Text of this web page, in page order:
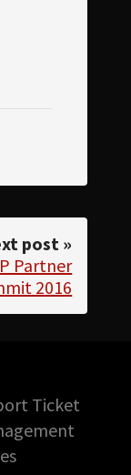
post »
Partner
2016
Ticket